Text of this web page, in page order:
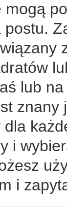
lub
i
i